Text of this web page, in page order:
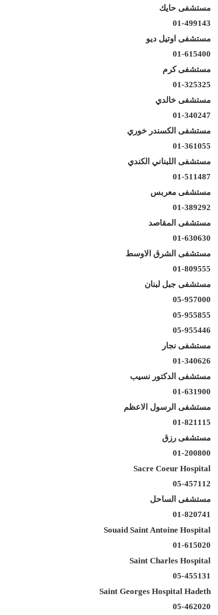
مستشفى حايك
01-499143
مستشفى اوتيل ديو
01-615400
مستشفى كرم
01-325325
مستشفى خالدي
01-340247
مستشفى الكسندر خوري
01-361055
مستشفى اللبناني الكندي
01-511487
مستشفى معربس
01-389292
مستشفى المقاصد
01-630630
مستشفى الشرق الاوسط
01-809555
مستشفى جبل لبنان
05-957000
05-955855
05-955446
مستشفى نجار
01-340626
مستشفى الدكتور نسيب
01-631900
مستشفى الرسول الاعظم
01-821115
مستشفى رزق
01-200800
Sacre Coeur Hospital
05-457112
مستشفى الساحل
01-820741
Souaid Saint Antoine Hospital
01-615020
Saint Charles Hospital
05-455131
Saint Georges Hospital Hadeth
05-462020